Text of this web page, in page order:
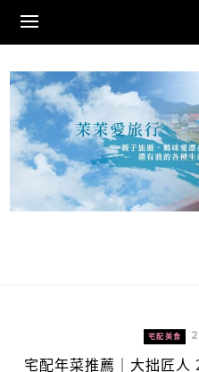
content
宅配美食
宅配年菜推薦｜大拙匠